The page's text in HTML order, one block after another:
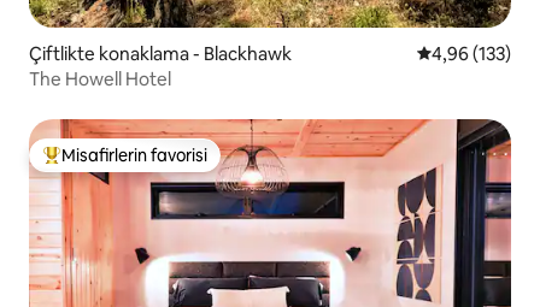
Çiftlikte konaklama - Blackhawk 5 üzerinden
4,96 (133)
The Howell Hotel
Misafirlerin favorilerinden en beğenilenler arasında
Misafirlerin favorisi